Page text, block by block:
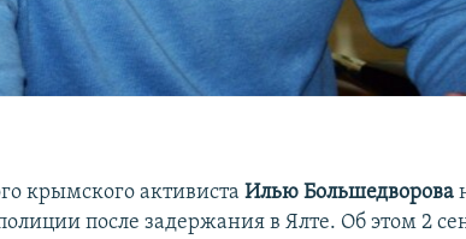
крымского активистаИлью Большедворова
после задержания в Ялте. Об этом 2